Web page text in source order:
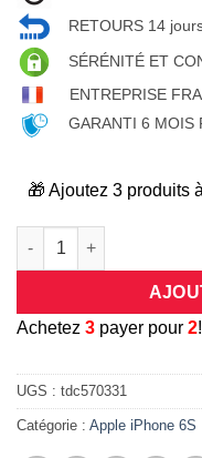
RETOURS 14
SÉRÉNITÉ ET
ENTREPRISE
GARANTI 6 MOIS
🎁 Ajoutez 3 produits
quantité de Coque
Achetez 3 payer pour 2!
UGS : tdc570331
Catégorie : Apple iPhone 6S